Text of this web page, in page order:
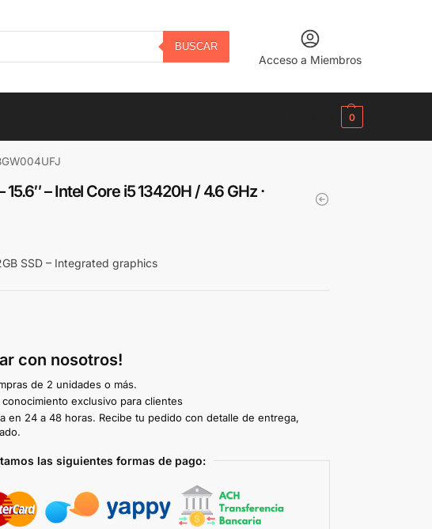
BUSCAR
Acceso a Miembros
0
– Intel Core i5 13420H / 4.6 GHz ·
SSD – Integrated graphics
con nosotros!
de 2 unidades o más.
exclusivo para clientes
en 24 a 48 horas. Recibe tu pedido con detalle de entrega,
las siguientes formas de pago: